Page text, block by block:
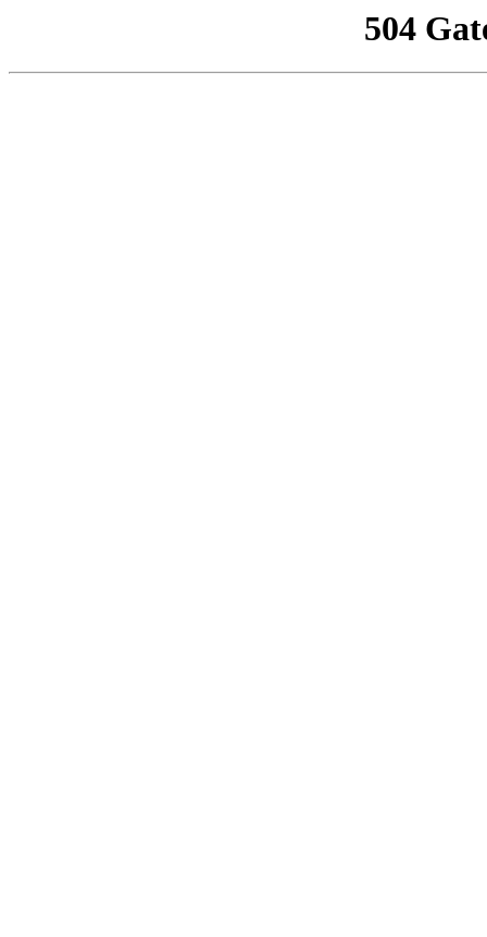
504